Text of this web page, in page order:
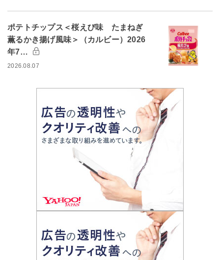
ポテトチップス＜桜えび味 たまねぎ
薫るかき揚げ風味＞（カルビー）2026
年7…
2026.08.07